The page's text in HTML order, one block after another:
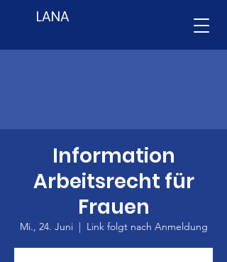
LANA
Information
Arbeitsrecht für
Frauen
Mi., 24. Juni
  |
Link folgt nach Anmeldung